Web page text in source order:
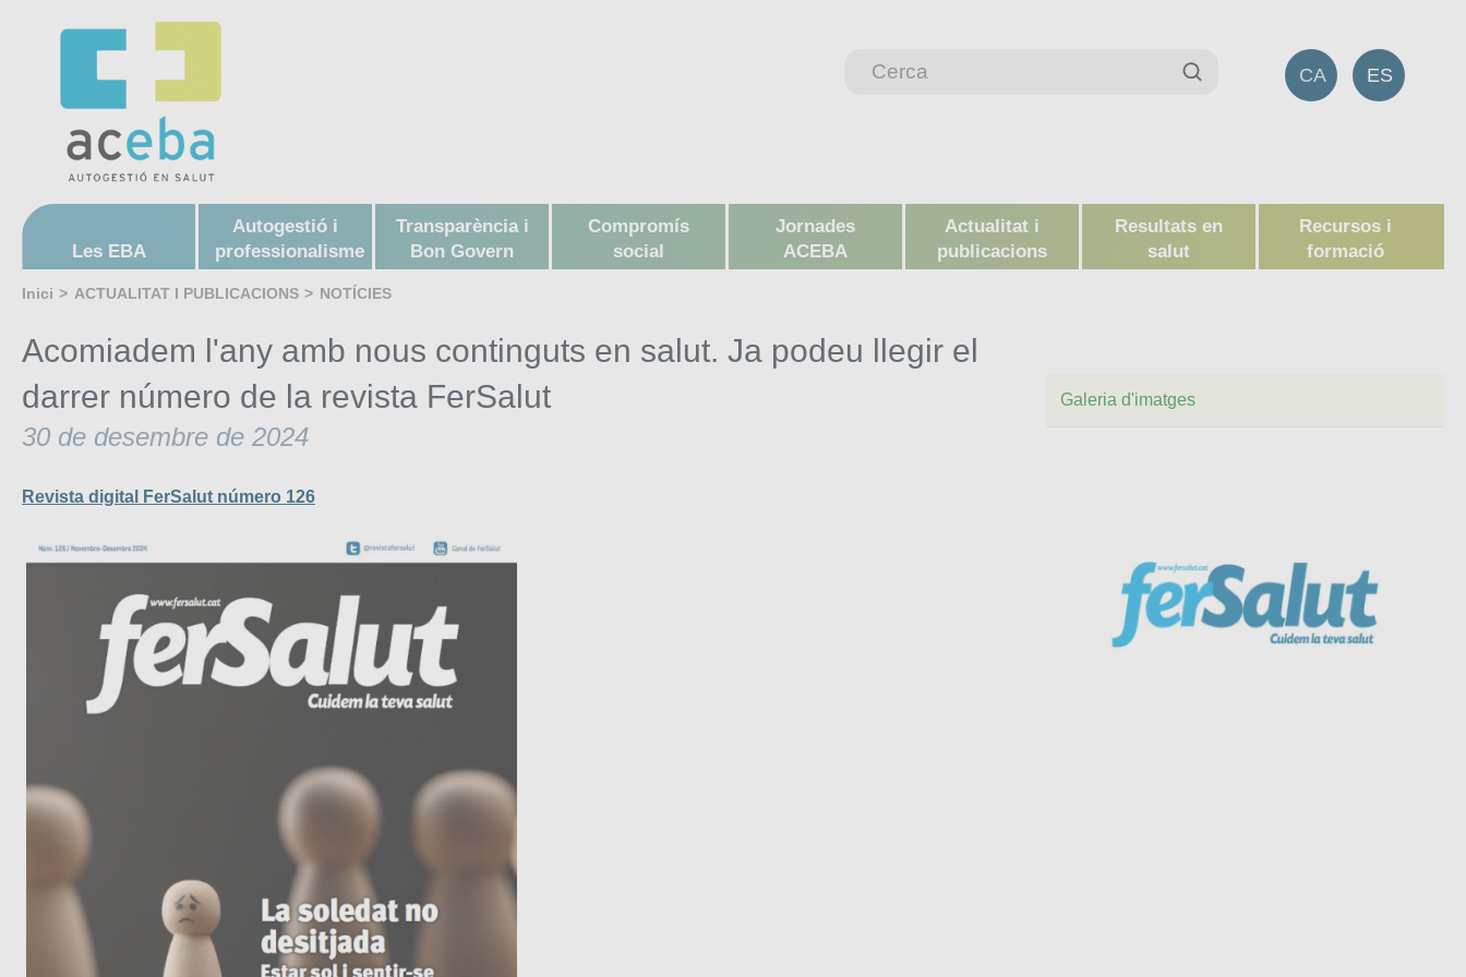
CA ES
Les EBA
Autogestió i
professionalisme
Transparència i
Bon Govern
Compromís
social
Jornades
ACEBA
Actualitat i
publicacions
Resultats en
salut
Recursos i
formació
Inici > ACTUALITAT I PUBLICACIONS > NOTÍCIES
Acomiadem l'any amb nous continguts en salut. Ja podeu llegir el
darrer número de la revista FerSalut
30 de desembre de 2024
Revista digital FerSalut número 126
Galeria d'imatges